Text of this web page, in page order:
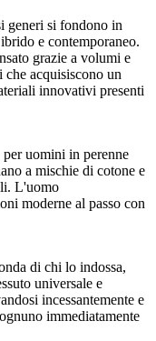
generi si fondono in
e contemporaneo.
grazie a volumi e
acquisiscono un
innovativi presenti
uomini in perenne
a mischie di cotone e
L'uomo
moderne al passo con
di chi lo indossa,
universale e
incessantemente e
immediatamente